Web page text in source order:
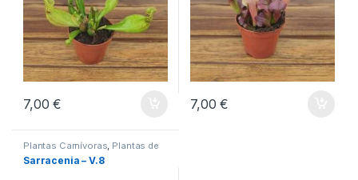
7,00€ 7,00€
Plantas Carnívoras, Plantas de
Interior
Sarracenia – V.8